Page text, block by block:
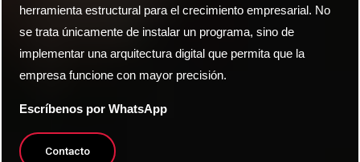
herramienta estructural para el crecimiento empresarial. No
se trata únicamente de instalar un programa, sino de
implementar una arquitectura digital que permita que la
empresa funcione con mayor precisión.
Escríbenos por WhatsApp
Contacto